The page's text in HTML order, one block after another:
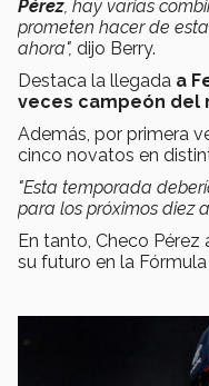
Pérez, hay varias
prometen hacer de
ahora", dijo Berry.
Destaca la llegada a
veces campeón del
Además, por primera
cinco novatos en
"Esta temporada
para los próximos diez
En tanto, Checo
su futuro en la Fórmula